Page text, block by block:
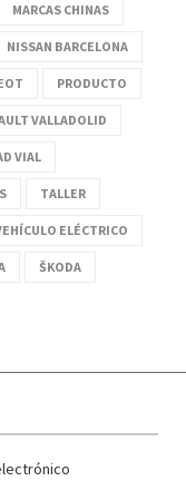
MARCAS CHINAS
NISSAN BARCELONA
PRODUCTO
VALLADOLID
VIAL
TALLER
ELÉCTRICO
ŠKODA